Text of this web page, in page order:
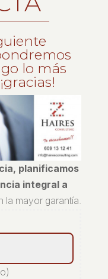
lo más
planificamos
integral a
la mayor garantía.